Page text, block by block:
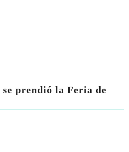
se prendió la Feria de